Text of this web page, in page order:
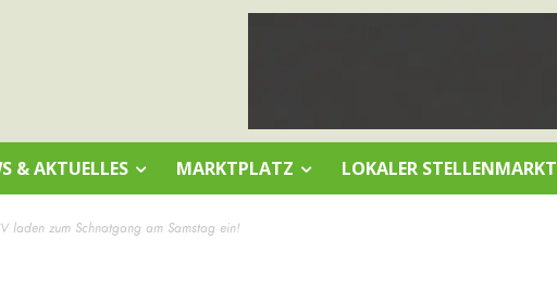
& AKTUELLES MARKTPLATZ LOKALER STELLENMARKT
laden zum Schnatgang am Samstag ein!